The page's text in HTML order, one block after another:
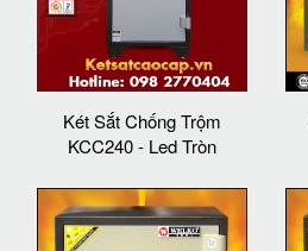
Két Sắt Chống Trộm
KCC240 - Led Tròn